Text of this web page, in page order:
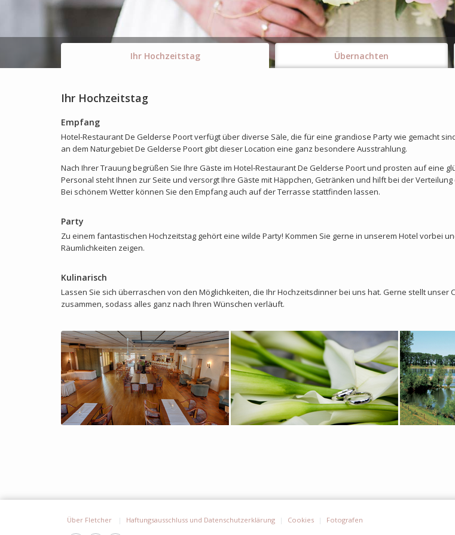
Ihr Hochzeitstag Übernachten
Ihr Hochzeitstag
Empfang
Hotel-Restaurant De Gelderse Poort verfügt über diverse Säle, die für eine grandiose Party wie gemacht
an dem Naturgebiet De Gelderse Poort gibt dieser Location eine ganz besondere Ausstrahlung.
Nach Ihrer Trauung begrüßen Sie Ihre Gäste im Hotel-Restaurant De Gelderse Poort und prosten auf eine
Personal steht Ihnen zur Seite und versorgt Ihre Gäste mit Häppchen, Getränken und hilft bei der
Bei schönem Wetter können Sie den Empfang auch auf der Terrasse stattfinden lassen.
Party
Zu einem fantastischen Hochzeitstag gehört eine wilde Party! Kommen Sie gerne in unserem Hotel vorbei
Räumlichkeiten zeigen.
Kulinarisch
Lassen Sie sich überraschen von den Möglichkeiten, die Ihr Hochzeitsdinner bei uns hat. Gerne stellt unser
zusammen, sodass alles ganz nach Ihren Wünschen verläuft.
Über Fletcher Haftungsausschluss und Datenschutzerklärung Cookies Fotografen